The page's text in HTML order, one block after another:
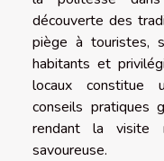
découverte des
piège à touristes,
habitants et
locaux constitue
conseils pratiques
rendant la visite
savoureuse.